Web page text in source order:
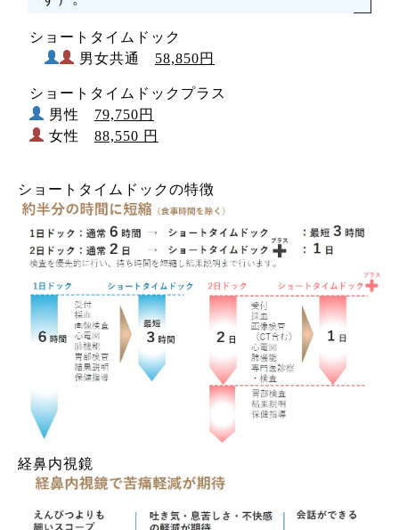
ショートタイムドック
男女共通 58,850円
ショートタイムドックプラス
男性 79,750円
女性 88,550 円
ショートタイムドックの特徴
経鼻内視鏡